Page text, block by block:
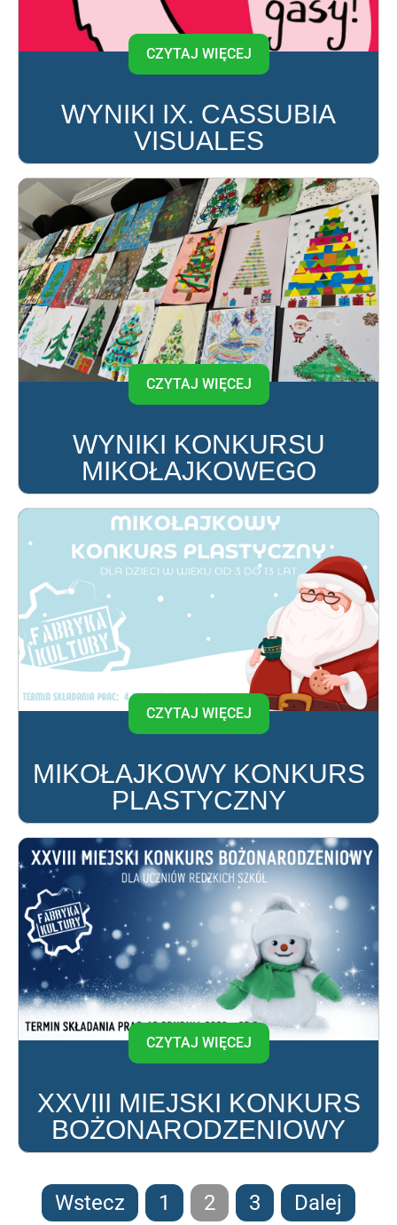
CZYTAJ WIĘCEJ
WYNIKI IX. CASSUBIA
VISUALES
CZYTAJ WIĘCEJ
WYNIKI KONKURSU
MIKOŁAJKOWEGO
CZYTAJ WIĘCEJ
MIKOŁAJKOWY KONKURS
PLASTYCZNY
CZYTAJ WIĘCEJ
XXVIII MIEJSKI KONKURS
BOŻONARODZENIOWY
Wstecz 1 2 3 Dalej